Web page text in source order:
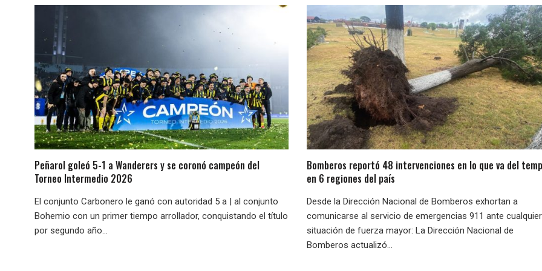
Peñarol goleó 5-1 a Wanderers y se coronó campeón del
Torneo Intermedio 2026
El conjunto Carbonero le ganó con autoridad 5 a | al conjunto
Bohemio con un primer tiempo arrollador, conquistando el título
por segundo año...
Bomberos reportó 48 intervenciones en lo que va del
en 6 regiones del país
Desde la Dirección Nacional de Bomberos exhortan a
comunicarse al servicio de emergencias 911 ante cualquier
situación de fuerza mayor: La Dirección Nacional de
Bomberos actualizó...